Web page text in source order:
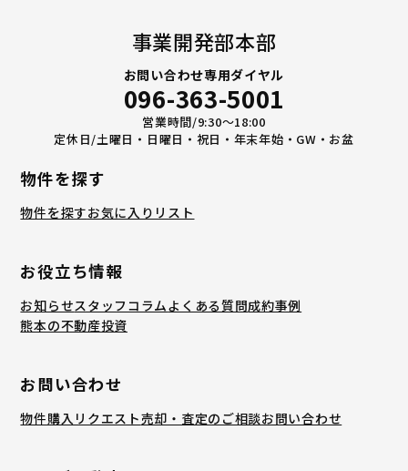
事業開発部本部
お問い合わせ専用ダイヤル
096-363-5001
営業時間/9:30〜18:00
定休日/土曜日・日曜日・祝日・年末年始・GW・お盆
物件を探す
物件を探すお気に入りリスト
お役立ち情報
お知らせスタッフコラムよくある質問成約事例
熊本の不動産投資
お問い合わせ
物件購入リクエスト売却・査定のご相談お問い合わせ